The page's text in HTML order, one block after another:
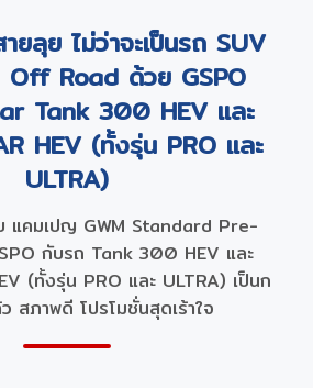
ายลุย ไม่ว่าจะเป็นรถ SUV
Off Road ด้วย GSPO
Tank 300 HEV และ
HEV (ทั้งรุ่น PRO และ
ULTRA)
แคมเปญ GWM Standard Pre-
กับรถ Tank 300 HEV และ
(ทั้งรุ่น PRO และ ULTRA) เป็นก
สภาพดี โปรโมชั่นสุดเร้าใจ